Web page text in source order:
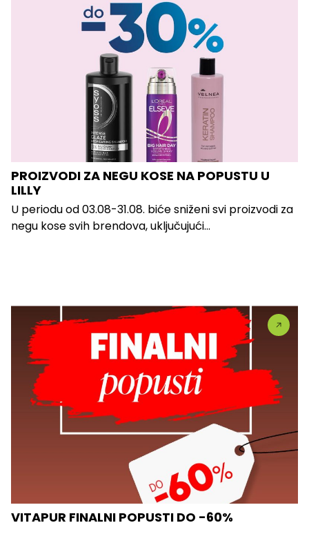
PROIZVODI ZA NEGU KOSE NA POPUSTU U
LILLY
U periodu od 03.08-31.08. biće sniženi svi proizvodi za
negu kose svih brendova, uključujući...
VITAPUR FINALNI POPUSTI DO -60%